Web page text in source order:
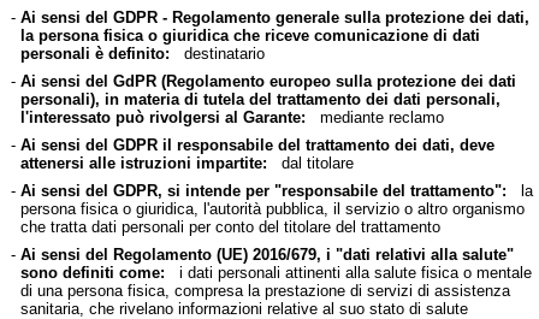
- Ai sensi del GDPR - Regolamento generale sulla protezione dei dati,
la persona fisica o giuridica che riceve comunicazione di dati
personali è definito: destinatario
- Ai sensi del GdPR (Regolamento europeo sulla protezione dei dati
personali), in materia di tutela del trattamento dei dati personali,
l'interessato può rivolgersi al Garante: mediante reclamo
- Ai sensi del GDPR il responsabile del trattamento dei dati, deve
attenersi alle istruzioni impartite: dal titolare
- Ai sensi del GDPR, si intende per "responsabile del trattamento": la
persona fisica o giuridica, l'autorità pubblica, il servizio o altro organismo
che tratta dati personali per conto del titolare del trattamento
- Ai sensi del Regolamento (UE) 2016/679, i "dati relativi alla salute"
sono definiti come: i dati personali attinenti alla salute fisica o mentale
di una persona fisica, compresa la prestazione di servizi di assistenza
sanitaria, che rivelano informazioni relative al suo stato di salute